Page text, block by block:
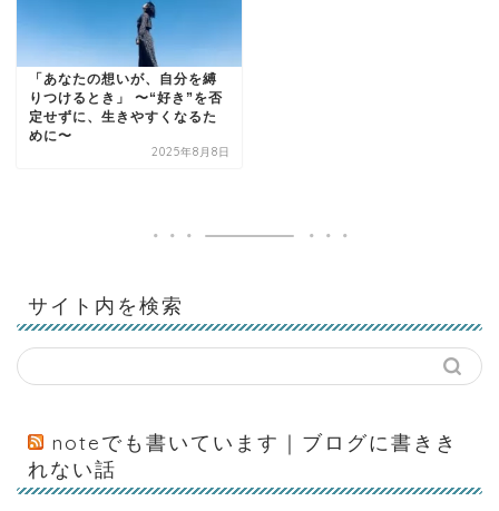
「あなたの想いが、自分を縛
りつけるとき」 〜“好き”を否
定せずに、生きやすくなるた
めに〜
2025年8月8日
サイト内を検索
noteでも書いています｜ブログに書きき
れない話